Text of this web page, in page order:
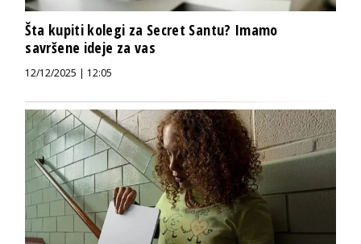
Šta kupiti kolegi za Secret Santu? Imamo
savršene ideje za vas
12/12/2025 | 12:05